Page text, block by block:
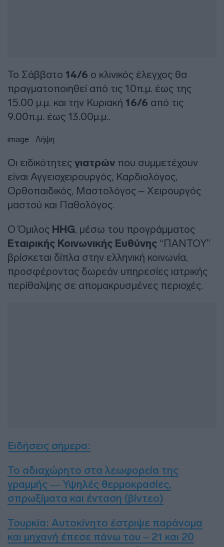
Το Σάββατο 14/6 ο κλινικός έλεγχος θα
πραγματοποιηθεί από τις 10π.μ. έως της
15.00 μ.μ. και την Κυριακή 16/6 από τις
9.00π.μ. έως 13.00μ.μ..
image Λήψη
Οι ειδικότητες γιατρών που συμμετέχουν
είναι Αγγειοχειρουργός, Καρδιολόγος,
Ορθοπαιδικός, Μαστολόγος – Χειρουργός
μαστού και Παθολόγος.
Ο Όμιλος HHG, μέσω του προγράμματος
Εταιρικής Κοινωνικής Ευθύνης “ΠΑΝΤΟΥ”
βρίσκεται δίπλα στην ελληνική κοινωνία,
προσφέροντας δωρεάν υπηρεσίες ιατρικής
περίθαλψης σε απομακρυσμένες περιοχές.
Ειδήσεις σήμερα:
Το αδιαχώρητο στα λεωφορεία της
γραμμής — Υψηλές θερμοκρασίες,
σπρωξίματα και ένταση (βίντεο)
Τουρκία: Αυτοκίνητο έστριψε παράνομα
και μηχανή έπεσε πάνω του – 21 και 20